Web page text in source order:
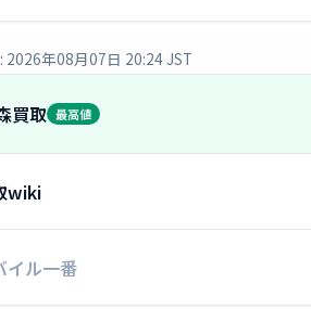
2026年08月07日 20:24 JST
買取 最高値
wiki
イル一番